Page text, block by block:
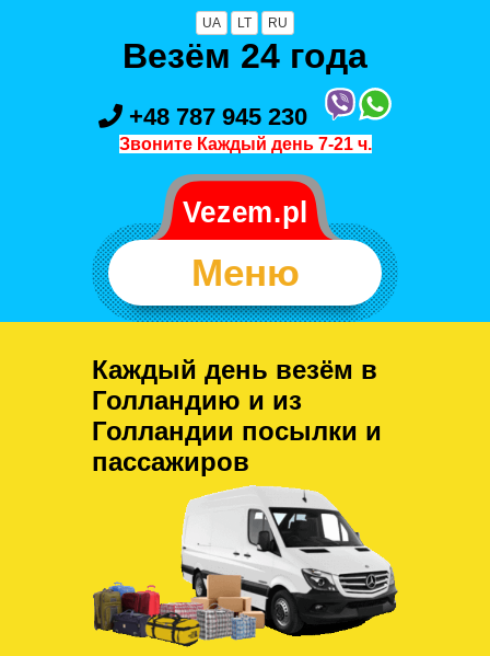
UA LT RU
Везём 24 года
+48 787 945 230
Звоните Каждый день 7-21 ч.
Меню
Каждый день везём в
Голландию и из
Голландии посылки и
пассажиров